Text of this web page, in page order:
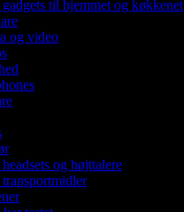
gadgets til hjemmet og køkkenet
og video
og højttalere
transportmidler